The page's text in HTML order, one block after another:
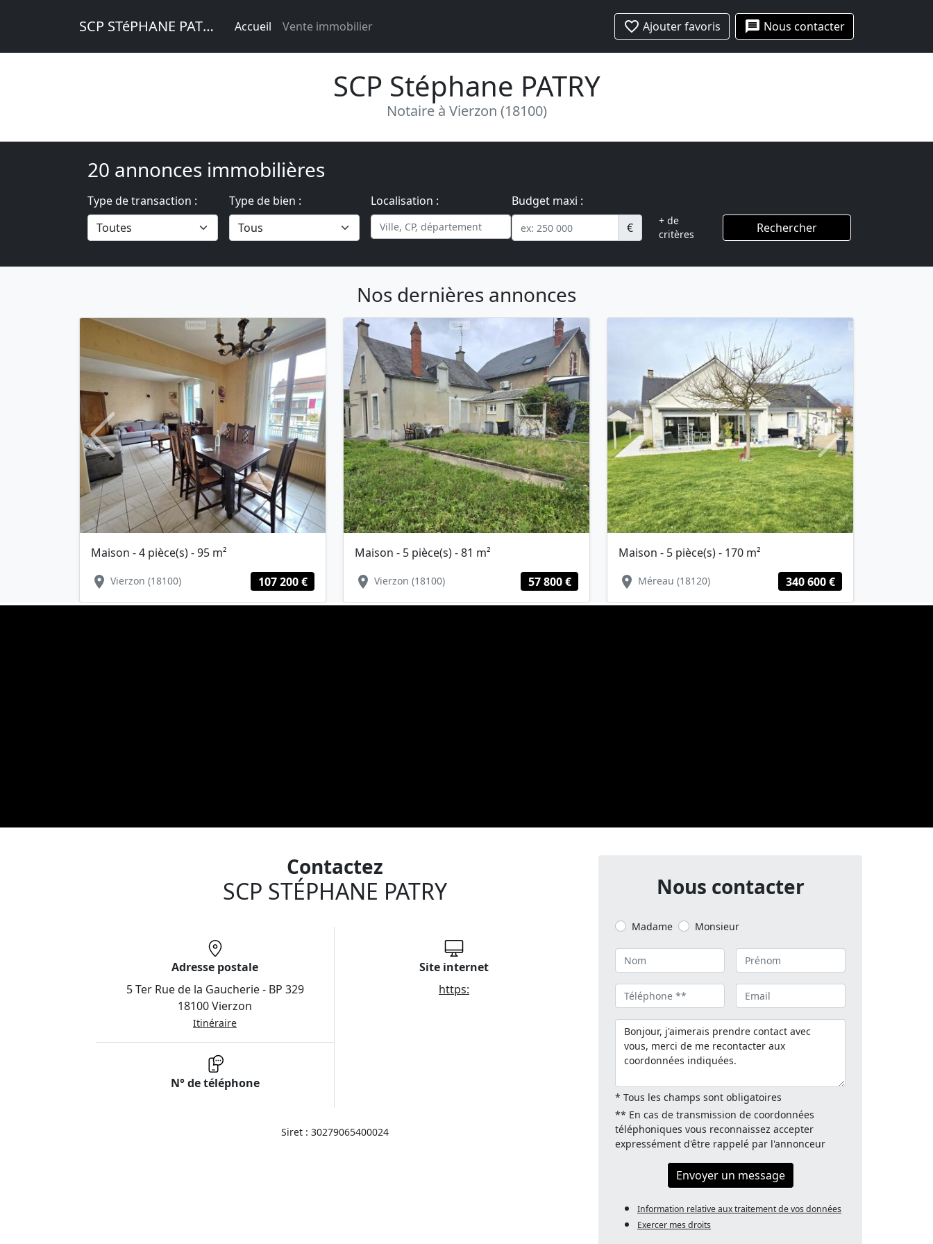
SCP STéPHANE PATRY Accueil Vente immobilier favorite_border Ajouter favoris message Nous contacter
SCP Stéphane PATRY
Notaire à Vierzon (18100)
20 annonces immobilières
Type de transaction : Type de bien : Localisation :
Budget maxi :
€
+ de
critères
Rechercher
Nos dernières annonces
Maison - 4 pièce(s) - 95 m²
location_on Vierzon (18100) 107 200 €
Maison - 5 pièce(s) - 81 m²
location_on Vierzon (18100) 57 800 €
Maison - 5 pièce(s) - 170 m²
location_on Méreau (18120) 340 600 €
Previous Next
Contactez
SCP STÉPHANE PATRY
Adresse postale
5 Ter Rue de la Gaucherie - BP 329
18100 Vierzon
Itinéraire
Site internet
https:
N° de téléphone
Siret : 30279065400024
Nous contacter
Madame Monsieur
* Tous les champs sont obligatoires
** En cas de transmission de coordonnées
téléphoniques vous reconnaissez accepter
expressément d'être rappelé par l'annonceur
Envoyer un message
Information relative aux traitement de vos données
Exercer mes droits